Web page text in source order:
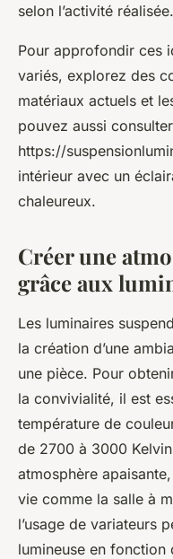
selon l’activité réalisée.
Pour approfondir ces
variés, explorez des
matériaux actuels et
pouvez aussi
https://
intérieur avec un
chaleureux.
Créer une
grâce aux
Les luminaires
la création d’une
une pièce. Pour
la convivialité, il est
température de
de 2700 à 3000
atmosphère
vie comme la salle à
l’usage de variateurs
lumineuse en